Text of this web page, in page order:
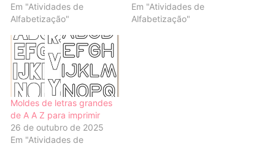
Em "Atividades de
Alfabetização"
Em "Atividades de
Alfabetização"
Moldes de letras grandes
de A A Z para imprimir
26 de outubro de 2025
Em "Atividades de